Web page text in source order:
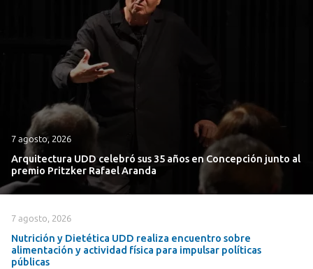
7 agosto, 2026
Arquitectura UDD celebró sus 35 años en Concepción junto al
premio Pritzker Rafael Aranda
7 agosto, 2026
Nutrición y Dietética UDD realiza encuentro sobre
alimentación y actividad física para impulsar políticas
públicas